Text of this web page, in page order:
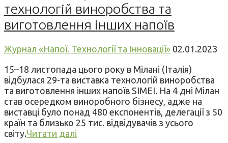
технологій виноробства та
виготовлення інших напоїв
Журнал «Напої. Технології та Інновації» 02.01.2023
15–18 листопада цього року в Мілані (Італія)
відбулася 29-та виставка технологій виноробства
та виготовлення інших напоїв SIMEI. На 4 дні Мілан
став осередком виноробного бізнесу, адже на
виставці було понад 480 експонентів, делегації з 50
країн та близько 25 тис. відвідувачів з усього
світу.Читати далі